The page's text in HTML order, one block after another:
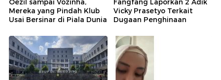
Oezil sampai Vozinha,
Mereka yang Pindah Klub
Usai Bersinar di Piala Dunia
Fangfang Laporkan 2 Adik
Vicky Prasetyo Terkait
Dugaan Penghinaan